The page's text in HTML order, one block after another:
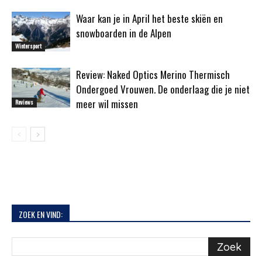
Wintersport
Waar kan je in April het beste skiën en
snowboarden in de Alpen
Reviews
Review: Naked Optics Merino Thermisch
Ondergoed Vrouwen. De onderlaag die je niet
meer wil missen
ZOEK EN VIND: